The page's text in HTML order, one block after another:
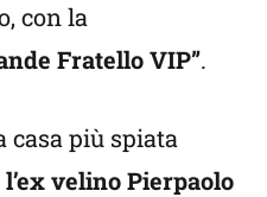
con la
Fratello VIP”.
casa più spiata
l’ex velino Pierpaolo